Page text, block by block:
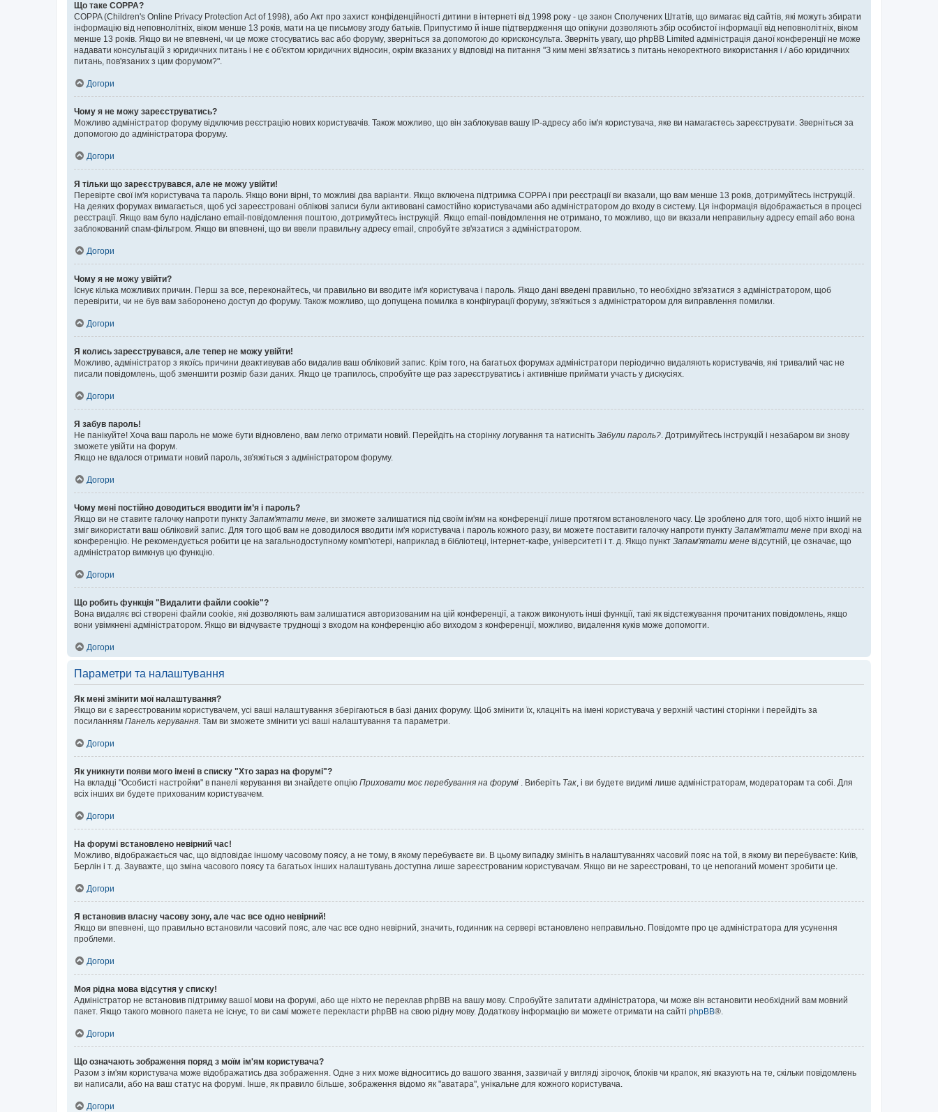
Що таке COPPA?
COPPA (Children's Online Privacy Protection Act of 1998), або Акт про захист конфіденційності дитини в інтернеті від 1998 року - це закон Сполучених Штатів, що вимагає від сайтів, які можуть збирати
інформацію від неповнолітніх, віком менше 13 років, мати на це письмову згоду батьків. Припустимо й інше підтвердження що опікуни дозволяють збір особистої інформації від неповнолітніх, віком
менше 13 років. Якщо ви не впевнені, чи це може стосуватись вас або форуму, зверніться за допомогою до юрисконсульта. Зверніть увагу, що phpBB Limited адміністрація даної конференції не може
надавати консультацій з юридичних питань і не є об'єктом юридичних відносин, окрім вказаних у відповіді на питання "З ким мені зв'язатись з питань некоректного використання і / або юридичних
питань, пов'язаних з цим форумом?".
Догори
Чому я не можу зареєструватись?
Можливо адміністратор форуму відключив реєстрацію нових користувачів. Також можливо, що він заблокував вашу IP-адресу або ім'я користувача, яке ви намагаєтесь зареєструвати. Зверніться за
допомогою до адміністратора форуму.
Догори
Я тільки що зареєструвався, але не можу увійти!
Перевірте свої ім'я користувача та пароль. Якщо вони вірні, то можливі два варіанти. Якщо включена підтримка COPPA і при реєстрації ви вказали, що вам менше 13 років, дотримуйтесь інструкцій.
На деяких форумах вимагається, щоб усі зареєстровані облікові записи були активовані самостійно користувачами або адміністратором до входу в систему. Ця інформація відображається в процесі
реєстрації. Якщо вам було надіслано email-повідомлення поштою, дотримуйтесь інструкцій. Якщо email-повідомлення не отримано, то можливо, що ви вказали неправильну адресу email або вона
заблокований спам-фільтром. Якщо ви впевнені, що ви ввели правильну адресу email, спробуйте зв'язатися з адміністратором.
Догори
Чому я не можу увійти?
Існує кілька можливих причин. Перш за все, переконайтесь, чи правильно ви вводите ім'я користувача і пароль. Якщо дані введені правильно, то необхідно зв'язатися з адміністратором, щоб
перевірити, чи не був вам заборонено доступ до форуму. Також можливо, що допущена помилка в конфігурації форуму, зв'яжіться з адміністратором для виправлення помилки.
Догори
Я колись зареєструвався, але тепер не можу увійти!
Можливо, адміністратор з якоїсь причини деактивував або видалив ваш обліковий запис. Крім того, на багатьох форумах адміністратори періодично видаляють користувачів, які тривалий час не
писали повідомлень, щоб зменшити розмір бази даних. Якщо це трапилось, спробуйте ще раз зареєструватись і активніше приймати участь у дискусіях.
Догори
Я забув пароль!
Не панікуйте! Хоча ваш пароль не може бути відновлено, вам легко отримати новий. Перейдіть на сторінку логування та натисніть Забули пароль?. Дотримуйтесь інструкцій і незабаром ви знову
зможете увійти на форум.
Якщо не вдалося отримати новий пароль, зв'яжіться з адміністратором форуму.
Догори
Чому мені постійно доводиться вводити ім’я і пароль?
Якщо ви не ставите галочку напроти пункту Запам'ятати мене, ви зможете залишатися під своїм ім'ям на конференції лише протягом встановленого часу. Це зроблено для того, щоб ніхто інший не
зміг використати ваш обліковий запис. Для того щоб вам не доводилося вводити ім'я користувача і пароль кожного разу, ви можете поставити галочку напроти пункту Запам'ятати мене при вході на
конференцію. Не рекомендується робити це на загальнодоступному комп'ютері, наприклад в бібліотеці, інтернет-кафе, університеті і т. д. Якщо пункт Запам'ятати мене відсутній, це означає, що
адміністратор вимкнув цю функцію.
Догори
Що робить функція "Видалити файли cookie"?
Вона видаляє всі створені файли cookie, які дозволяють вам залишатися авторизованим на цій конференції, а також виконують інші функції, такі як відстежування прочитаних повідомлень, якщо
вони увімкнені адміністратором. Якщо ви відчуваєте труднощі з входом на конференцію або виходом з конференції, можливо, видалення куків може допомогти.
Догори
Параметри та налаштування
Як мені змінити мої налаштування?
Якщо ви є зареєстрованим користувачем, усі ваші налаштування зберігаються в базі даних форуму. Щоб змінити їх, клацніть на імені користувача у верхній частині сторінки і перейдіть за
посиланням Панель керування. Там ви зможете змінити усі ваші налаштування та параметри.
Догори
Як уникнути появи мого імені в списку "Хто зараз на форумі"?
На вкладці "Особисті настройки" в панелі керування ви знайдете опцію Приховати моє перебування на форумі . Виберіть Так, і ви будете видимі лише адміністраторам, модераторам та собі. Для
всіх інших ви будете прихованим користувачем.
Догори
На форумі встановлено невірний час!
Можливо, відображається час, що відповідає іншому часовому поясу, а не тому, в якому перебуваєте ви. В цьому випадку змініть в налаштуваннях часовий пояс на той, в якому ви перебуваєте: Київ,
Берлін і т. д. Зауважте, що зміна часового поясу та багатьох інших налаштувань доступна лише зареєстрованим користувачам. Якщо ви не зареєстровані, то це непоганий момент зробити це.
Догори
Я встановив власну часову зону, але час все одно невірний!
Якщо ви впевнені, що правильно встановили часовий пояс, але час все одно невірний, значить, годинник на сервері встановлено неправильно. Повідомте про це адміністратора для усунення
проблеми.
Догори
Моя рідна мова відсутня у списку!
Адміністратор не встановив підтримку вашої мови на форумі, або ще ніхто не переклав phpBB на вашу мову. Спробуйте запитати адміністратора, чи може він встановити необхідний вам мовний
пакет. Якщо такого мовного пакета не існує, то ви самі можете перекласти phpBB на свою рідну мову. Додаткову інформацію ви можете отримати на сайті phpBB®.
Догори
Що означають зображення поряд з моїм ім'ям користувача?
Разом з ім'ям користувача може відображатись два зображення. Одне з них може відноситись до вашого звання, зазвичай у вигляді зірочок, блоків чи крапок, які вказують на те, скільки повідомлень
ви написали, або на ваш статус на форумі. Інше, як правило більше, зображення відомо як "аватара", унікальне для кожного користувача.
Догори